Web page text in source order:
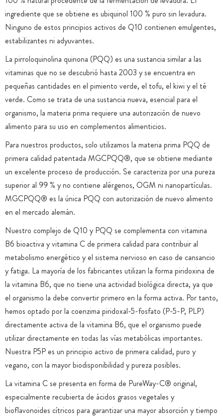
ingrediente que se obtiene es ubiquinol 100 % puro sin levadura.
Ninguno de estos principios activos de Q10 contienen emulgentes,
estabilizantes ni adyuvantes.
La pirroloquinolina quinona (PQQ) es una sustancia similar a las
vitaminas que no se descubrió hasta 2003 y se encuentra en
pequeñas cantidades en el pimiento verde, el tofu, el kiwi y el té
verde. Como se trata de una sustancia nueva, esencial para el
organismo, la materia prima requiere una autorización de nuevo
alimento para su uso en complementos alimenticios.
Para nuestros productos, solo utilizamos la materia prima PQQ de
primera calidad patentada MGCPQQ®, que se obtiene mediante
un excelente proceso de producción. Se caracteriza por una pureza
superior al 99 % y no contiene alérgenos, OGM ni nanopartículas.
MGCPQQ® es la única PQQ con autorización de nuevo alimento
en el mercado alemán.
Nuestro complejo de Q10 y PQQ se complementa con vitamina
B6 bioactiva y vitamina C de primera calidad para contribuir al
metabolismo energético y el sistema nervioso en caso de cansancio
y fatiga. La mayoría de los fabricantes utilizan la forma piridoxina de
la vitamina B6, que no tiene una actividad biológica directa, ya que
el organismo la debe convertir primero en la forma activa. Por tanto,
hemos optado por la coenzima piridoxal-5-fosfato (P-5-P, PLP)
directamente activa de la vitamina B6, que el organismo puede
utilizar directamente en todas las vías metabólicas importantes.
Nuestra P5P es un principio activo de primera calidad, puro y
vegano, con la mayor biodisponibilidad y pureza posibles.
La vitamina C se presenta en forma de PureWay-C® original,
especialmente recubierta de ácidos grasos vegetales y
bioflavonoides cítricos para garantizar una mayor absorción y tiempo